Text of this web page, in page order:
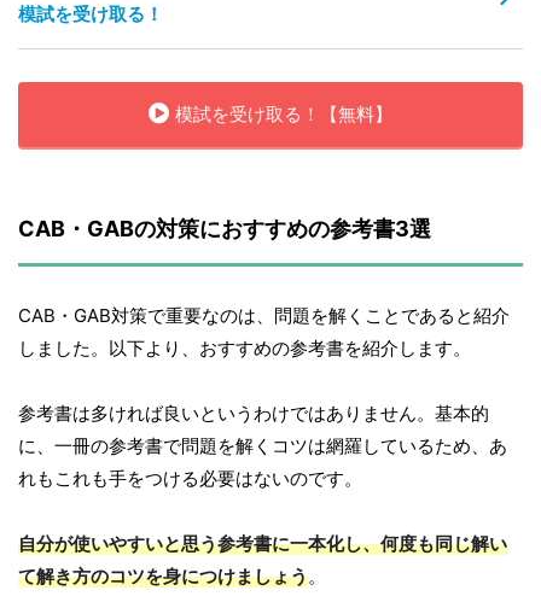
模試を受け取る！
模試を受け取る！【無料】
CAB・GABの対策におすすめの参考書3選
CAB・GAB対策で重要なのは、問題を解くことであると紹介
しました。以下より、おすすめの参考書を紹介します。
参考書は多ければ良いというわけではありません。基本的
に、一冊の参考書で問題を解くコツは網羅しているため、あ
れもこれも手をつける必要はないのです。
自分が使いやすいと思う参考書に一本化し、何度も同じ解い
て解き方のコツを身につけましょう。